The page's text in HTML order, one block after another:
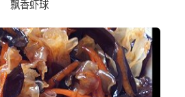
飘香虾球